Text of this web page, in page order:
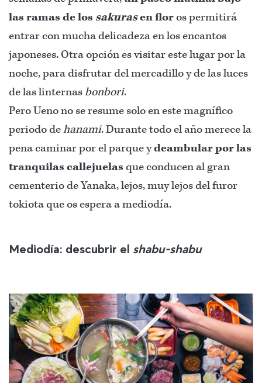
las ramas de los sakurasen floros permitirá
entrar con mucha delicadeza en los encantos
japoneses. Otra opción es visitar este lugar por la
noche, para disfrutar del mercadillo y de las luces
de las linternas bonbori.
Pero Ueno no se resume solo en este magnífico
periodo dehanami. Durante todo el año merece la
pena caminar por el parque ydeambular por las
tranquilas callejuelas que conducen al gran
cementerio de Yanaka, lejos, muy lejos del furor
tokiota que os espera a mediodía.
Mediodía: descubrir el shabu-shabu